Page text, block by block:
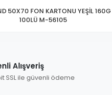
50X70 FON KARTONU YEŞİL 160G
100LÜ M-56105
Alışveriş
SSL ile güvenli ödeme